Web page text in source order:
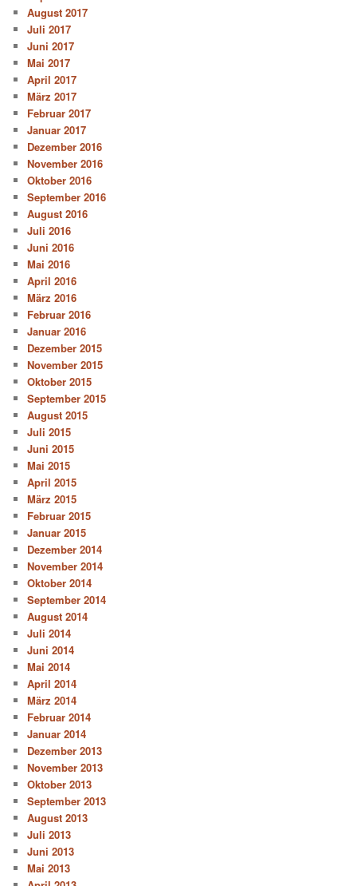
August 2017
Juli 2017
Juni 2017
Mai 2017
April 2017
März 2017
Februar 2017
Januar 2017
Dezember 2016
November 2016
Oktober 2016
September 2016
August 2016
Juli 2016
Juni 2016
Mai 2016
April 2016
März 2016
Februar 2016
Januar 2016
Dezember 2015
November 2015
Oktober 2015
September 2015
August 2015
Juli 2015
Juni 2015
Mai 2015
April 2015
März 2015
Februar 2015
Januar 2015
Dezember 2014
November 2014
Oktober 2014
September 2014
August 2014
Juli 2014
Juni 2014
Mai 2014
April 2014
März 2014
Februar 2014
Januar 2014
Dezember 2013
November 2013
Oktober 2013
September 2013
August 2013
Juli 2013
Juni 2013
Mai 2013